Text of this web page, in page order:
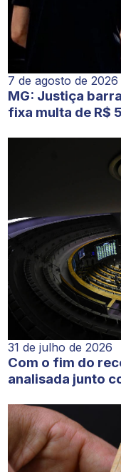
7 de agosto de 2026
MG: Justiça
fixa multa de R$
31 de julho de 2026
Com o fim do
analisada junto